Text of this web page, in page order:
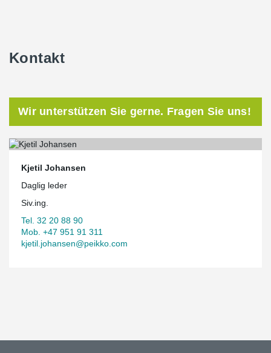
Kontakt
Wir unterstützen Sie gerne. Fragen Sie uns!
Kjetil Johansen
Daglig leder
Siv.ing.
Tel. 32 20 88 90
Mob. +47 951 91 311
kjetil.johansen@peikko.com